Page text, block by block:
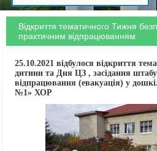
Відкриття тематичного Тижня
практичним відпрацюванням
25.10.2021 відбулося відкриття
дитини та Дня ЦЗ , засідання
відпрацювання (евакуація) у
№1» ХОР